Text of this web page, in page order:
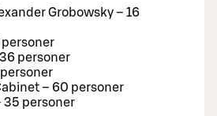
Grobowsky – 16
personer
personer
– 60 personer
personer